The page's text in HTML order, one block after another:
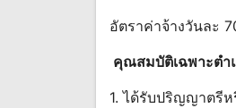
อัตราค่าจ้างวันละ
คุณสมบัติเฉพาะตํา
1. ได้รับปริญญาตรี